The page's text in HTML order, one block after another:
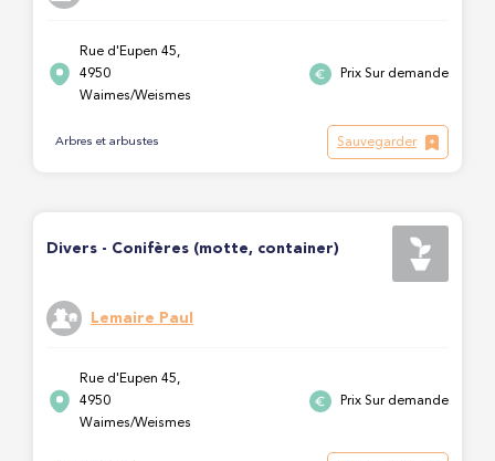
Rue d'Eupen 45,
4950
Waimes/Weismes
Prix Sur demande
Arbres et arbustes Sauvegarder
Divers - Conifères (motte, container)
Lemaire Paul
Rue d'Eupen 45,
4950
Waimes/Weismes
Prix Sur demande